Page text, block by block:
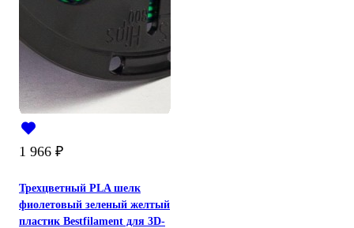
1 966 ₽
Трехцветный PLA шелк
фиолетовый зеленый желтый
пластик Bestfilament для 3D-